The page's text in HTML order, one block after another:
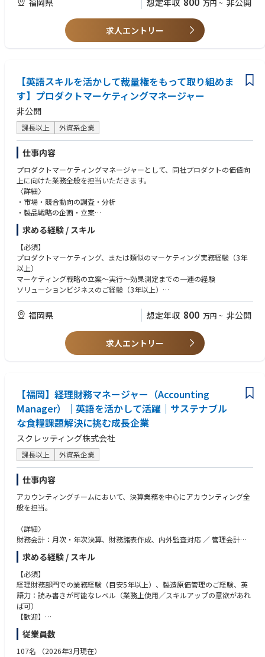
想定年収 万円 ~ 非公開
求人エントリー
【英語スキルを活かして裁量権をもって取り組めま
す】プロダクトマーケティングマネージャー
非公開
課長以上 外資系企業
仕事内容
プロダクトマーケティングマネージャーとして、同社プロダクトの価値向
上に向けた業務全般を担当いただきます。
〈詳細〉
・市場・競合動向の調査・分析
・製品戦略の企画・立案
・新製品開発PJの推進（要件定義、開発/製造との調整、試作、評価、販
売）
・新プロダクト情報の社内外リリースにおけるディレクション
・新製品の営業への落とし込み、およびパフォーマンストラッキング
・部下数名のマネジメント
*開発においてはノルウェー本国とのディスカッションを含む
求める経験 / スキル
【必須】
プロダクトマーケティング、または類似のマーケティング実務経験（3年
以上）
マーケティング戦略の立案～実行～効果測定までの一連の経験
ソリューションビジネスのご経験（3年以上）
英語：中級～上級
ピープルマネジメント経験（3年以上）
福岡県 想定年収 800 万円 ~ 非公開
求人エントリー
【福岡】経理財務マネージャー（Accounting
Manager）｜英語を活かして活躍｜サステナブル
な食糧課題解決に挑む成長企業
スクレッティング株式会社
課長以上 外資系企業
仕事内容
アカウンティングチームにおいて、決算業務を中心にアカウンティング全
般を担当。
〈詳細〉
財務会計：月次・年次決算、財務諸表作成、内外監査対応 ／ 管理会計：
経営分析に必要な数値取りまとめ、予実管理、差異分析、その他：内部統
制ほか
入社直後～数か月は現担当者からAccountingチーム運営に係る引継ぎ、以
降はチームとまとめながら、マネジメント層へのキャリアアップを期待
求める経験 / スキル
【必須】
経理財務部門での業務経験（目安5年以上）、製造原価管理のご経験、英
語力：読み書きが可能なレベル（業務上使用／スキルアップの意欲があれ
ば可）
【歓迎】
英語力：会話が可能なレベル
従業員数
107名 （2026年3月現在）